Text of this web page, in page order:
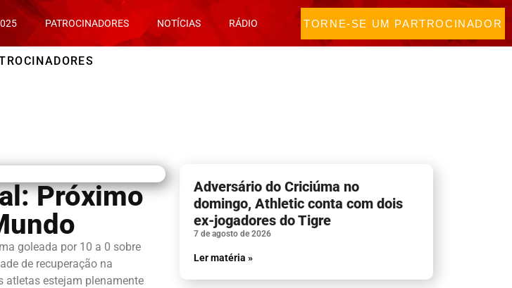
PATROCINADORES NOTÍCIAS RÁDIO TORNE-SE UM PARTROCINADOR
Próximo
goleada por 10 a 0 sobre
de recuperação na
atletas estejam plenamente
Adversário do Criciúma no
domingo, Athletic conta com dois
ex-jogadores do Tigre
7 de agosto de 2026
Ler matéria »